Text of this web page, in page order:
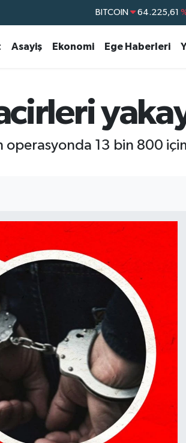
BITCOIN 64.225,61
GRAM ALTIN
BİST100
Asayiş Ekonomi Ege Haberleri
13 bin 800